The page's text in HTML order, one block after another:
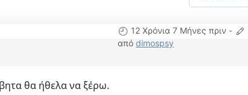
12 Χρόνια 7 Μήνες πριν -
από dimospsy
θα ήθελα να ξέρω.